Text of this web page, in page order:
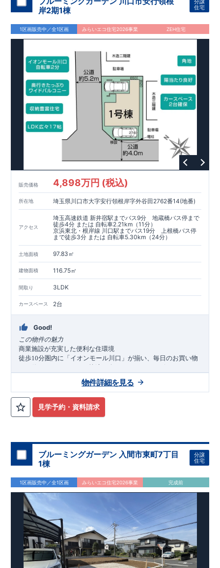
岸2期1棟
分譲
住宅
1区画販売中／全1区画 みらいエコ住宅2026事業 ZEH住宅
販売価格 4,898万円 (税込)
所在地 埼玉県川口市大字安行領根岸字外谷田2762番14(地番)
アクセス
埼玉高速鉄道 新井宿駅までバス9分 地蔵橋バス停まで
徒歩4分 または 自転車2.21km（11分）
京浜東北・根岸線 川口駅までバス19分 上根橋バス停
まで徒歩3分 または 自転車5.30km（24分）
土地面積 97.83㎡
建物面積 116.75㎡
間取り 3LDK
カースペース 2台
Good!
この物件の魅力
商業施設が充実した便利な住環境
徒歩10分圏内に「イオンモール川口」が揃い、毎日のお買い物
から休日のレジャーまで快適に楽しめます。コンビニやドラッ
台の開放的な住まい
たりと風通しに恵まれ、2台分のカースペースを確保したゆとり
ある住まいです
富に確保。ワイドバルコニーや室内物干しも備え、日々の家事
をサポートします。さらに将来的に 4LDKへ変更可能なフレキシ
ブルプランを採用しています。
アクセス
・埼玉高速鉄道
分
・JR「川口」駅バス1９分／バス停「上根橋」徒歩3分
ロケーション
・根岸小学校（徒歩
・しいのみ保育園（徒歩8
・イオンモール川口（徒歩
10分）
・ドラッグセイムス前川2丁目店（徒歩7分）
・上青木公園（徒歩
9分）
・ファミリーマート川口神根店（徒歩4分）​ ​ ​東栄住宅ブルーミ
ングガーデンのこだわりの家づくり
見学予約・資料請求
物件詳細を見る
ブルーミングガーデン 入間市東町7丁目
1棟
分譲
住宅
1区画販売中／全1区画 みらいエコ住宅2026事業 完成前